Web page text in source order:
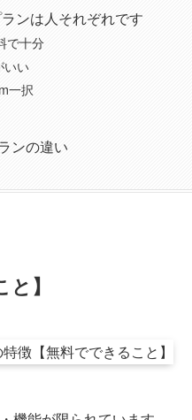
ンは人それぞれです
で十分
いい
一択
ンの違い
】